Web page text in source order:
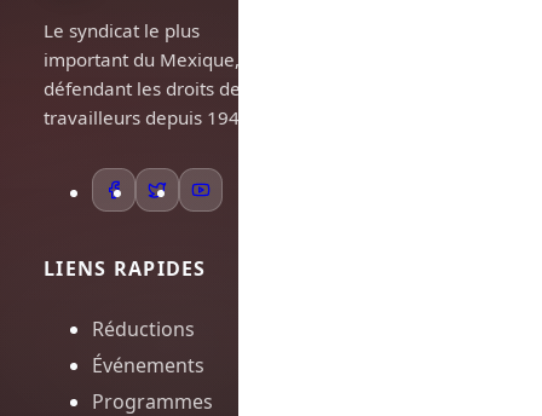
Le syndicat le plus
important du Mexique,
défendant les droits des
travailleurs depuis 1948.
LIENS RAPIDES
Réductions
Événements
Programmes